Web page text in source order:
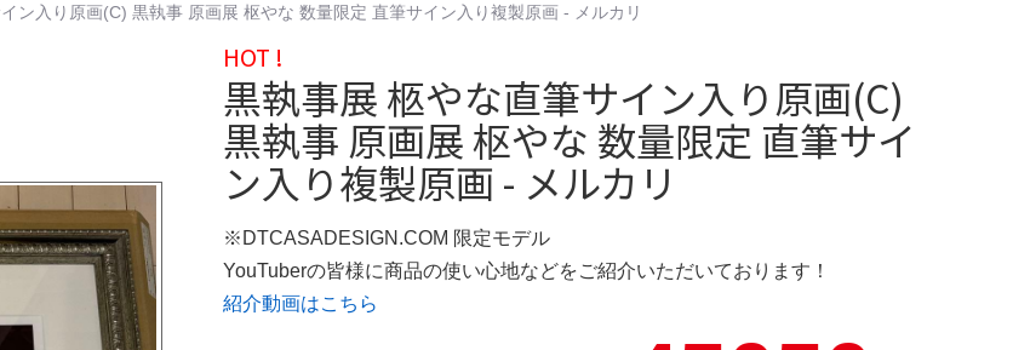
ン入り原画(C) 黒執事 原画展 枢やな 数量限定 直筆サイン入り複製原画 - メルカリ
HOT !
黒執事展 柩やな直筆サイン入り原画(C)
黒執事 原画展 枢やな 数量限定 直筆サイ
ン入り複製原画 - メルカリ
※DTCASADESIGN.COM 限定モデル
YouTuberの皆様に商品の使い心地などをご紹介いただいております！
紹介動画はこちら